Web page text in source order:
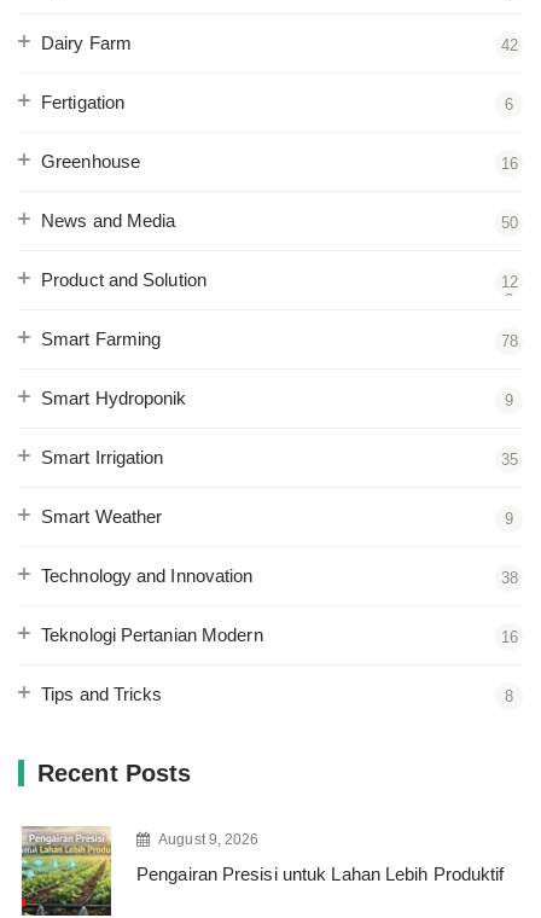
4
Dairy Farm 42
Fertigation 6
Greenhouse 16
News and Media 50
Product and Solution
12
2
Smart Farming 78
Smart Hydroponik 9
Smart Irrigation 35
Smart Weather 9
Technology and Innovation 38
Teknologi Pertanian Modern 16
Tips and Tricks 8
Recent Posts
August 9, 2026
Pengairan Presisi untuk Lahan Lebih Produktif